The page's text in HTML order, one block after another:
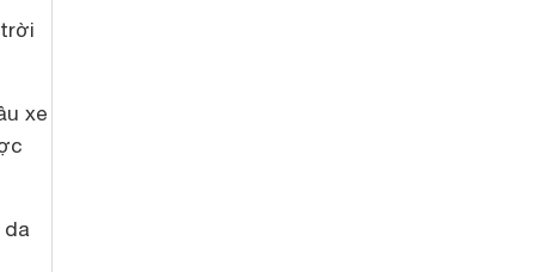
xe
da